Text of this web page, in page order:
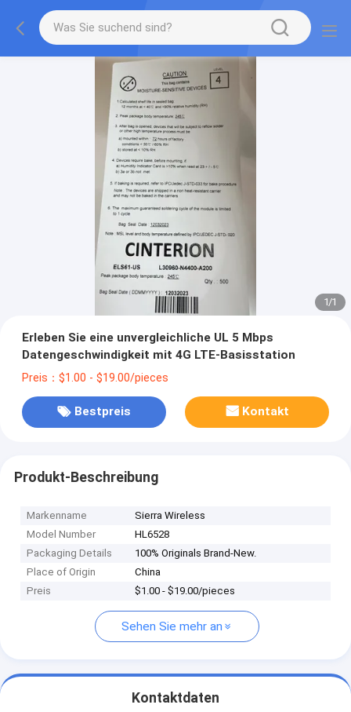
1/1
Erleben Sie eine unvergleichliche UL 5 Mbps
Datengeschwindigkeit mit 4G LTE-Basisstation
Preis：$1.00 - $19.00/pieces
Bestpreis Kontakt
Produkt-Beschreibung
Markenname
Sierra Wireless
Model Number
HL6528
Packaging Details
100% Originals Brand-New.
Place of Origin
China
Preis
$1.00 - $19.00/pieces
Sehen Sie mehr an
Kontaktdaten